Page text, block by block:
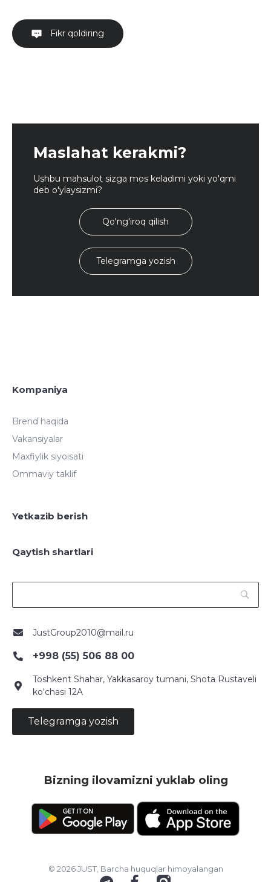
Fikr qoldiring
Maslahat kerakmi?
Ushbu mahsulot sizga mos keladimi yoki yo'qmi
deb o'ylaysizmi?
Qo'ng'iroq qilish
Telegramga yozish
Kompaniya
Brend haqida
Vakansiyalar
Maxfiylik siyoisati
Ommaviy taklif
Yetkazib berish
Qaytish shartlari
JustGroup2010@mail.ru
+998 (55) 506 88 00
Toshkent Shahar, Yakkasaroy tumani, Shota Rustaveli
ko‘chasi 12A
Telegramga yozish
Bizning ilovamizni yuklab oling
© 2026 JUST, Barcha huquqlar himoyalangan